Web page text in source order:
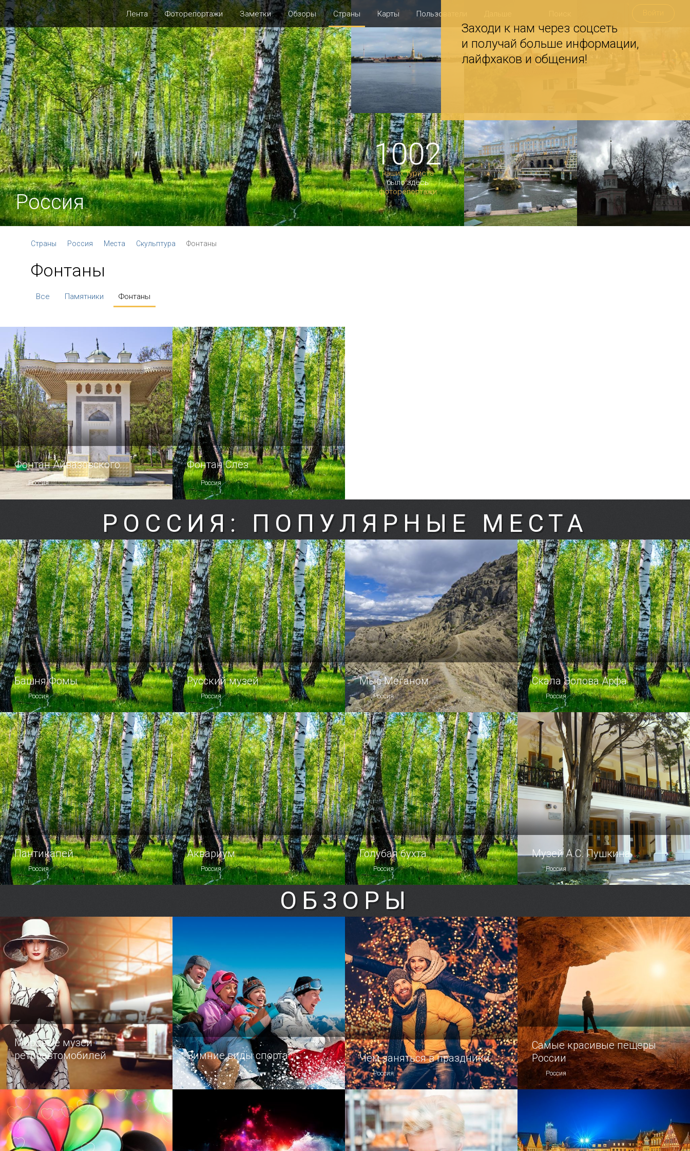
Лента Фоторепортажи Заметки Обзоры Страны Карты Пользователи
1002
наших туриста
было здесь
фоторепортажи
Россия
Страны Россия Места Скульптура Фонтаны
Фонтаны
Все Памятники Фонтаны
Фонтан Айвазовского
Россия
Фонтан Слёз
Россия
РОССИЯ: ПОПУЛЯРНЫЕ МЕСТА
Башня Фомы
Россия
Старинная башня, названная в честь
святого Фомы, нынче высится
на холме, некогда с легкой руки
Айвазовского обретшем свое имя —
гора Митрид.
Русский музей
Россия
Завязать крепкую дружбу
с Северной столицей невозможно
без посещения Русского музея —
крупнейшего собрания русского
искусства в мире, насчитывающего
сегодня свыше 400 000 экспонатов.
Мыс Меганом
Россия
Мыс Меганом — самое загадочное
место в Крыму.
Скала Эолова Арфа
Россия
«Эолова арфа» — столь поэтическое
имя мог бы носить какой-нибудь
диковинный цветок или изумительной
красоты произведение искусства.
Пантикапей
Россия
из них по возрасту и исторической
важности не сравнится с руинами
древнего города Пантикапея.
Аквариум
Россия
Вы мечтали когда-нибудь оказаться
на морском дне, чтобы увидеть
Голубая бухта
Россия
Пусть твердят, что дайвинг в Черном
море — занятие крайне неинтересное
и неблагодарное (вот то ли дело
Красное, или океанские глубины)!
Музей А.С. Пушкина
Россия
ОБЗОРЫ
Мировые музеи
ретроавтомобилей
Список популярных музеев
старинных авто по всему миру
Зимние виды спорта
О спорт, ты — мир!
Чем заняться в праздники
Россия
Мероприятия, которые разнообразят
досуг
Самые красивые пещеры
России
Россия
Заходи к нам через соцсеть
и получай больше информации,
лайфхаков и общения!